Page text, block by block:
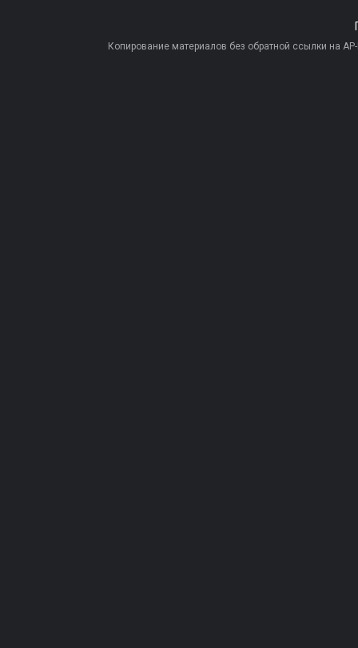
Копирование материалов без обратной ссылки на